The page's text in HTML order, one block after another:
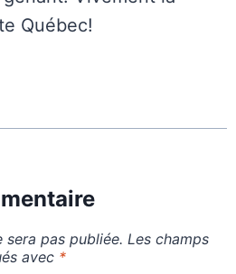
Québec!
sera pas publiée. Les champs
avec *